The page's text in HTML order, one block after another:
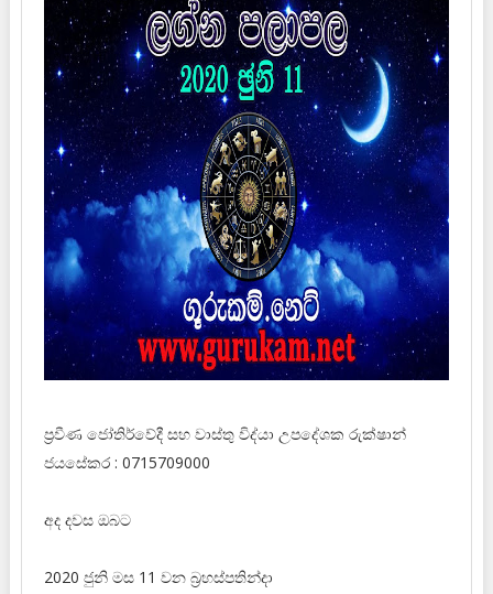
ප්‍රවීණ ජෝතිර්වේදී සහ වාස්තු විද්‍‍යා උපදේශක රුක්ෂාන්
ජයසේකර : 0715709000
අද දවස ඔබට
2020 ජුනි මස 11 වන බ්‍රහස්පතින්දා